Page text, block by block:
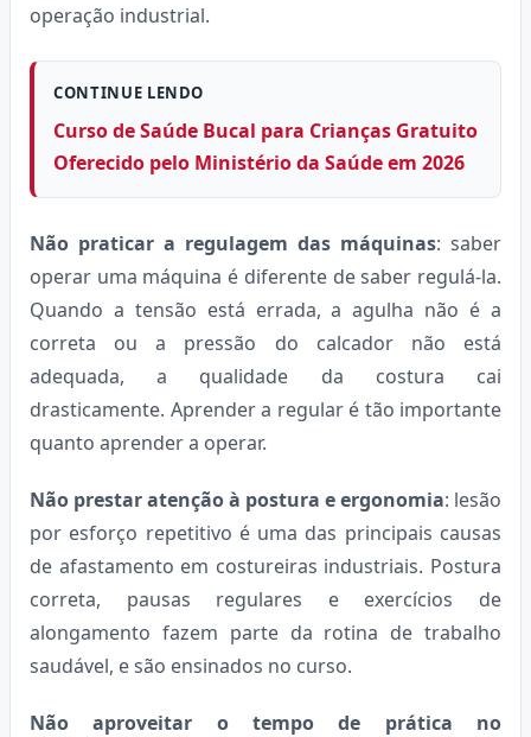
operação industrial.
CONTINUE LENDO
Curso de Saúde Bucal para Crianças Gratuito
Oferecido pelo Ministério da Saúde em 2026
Não praticar a regulagem das máquinas: saber
operar uma máquina é diferente de saber regulá-la.
Quando a tensão está errada, a agulha não é a
correta ou a pressão do calcador não está
adequada, a qualidade da costura cai
drasticamente. Aprender a regular é tão importante
quanto aprender a operar.
Não prestar atenção à postura e ergonomia: lesão
por esforço repetitivo é uma das principais causas
de afastamento em costureiras industriais. Postura
correta, pausas regulares e exercícios de
alongamento fazem parte da rotina de trabalho
saudável, e são ensinados no curso.
Não aproveitar o tempo de prática no